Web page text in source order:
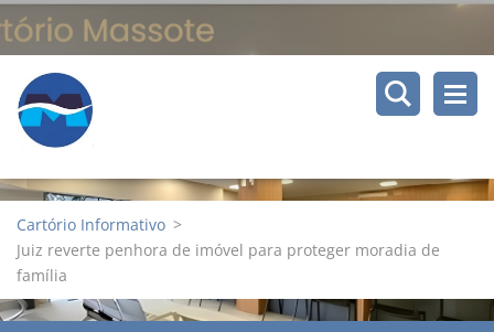
Cartório Informativo >
Juiz reverte penhora de imóvel para proteger moradia de
família